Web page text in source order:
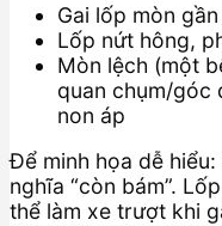
Gai lốp mòn
Lốp nứt hông,
Mòn lệch (một
quan chụm/góc
non áp
Để minh họa dễ
nghĩa “còn bám”.
thể làm xe trượt khi